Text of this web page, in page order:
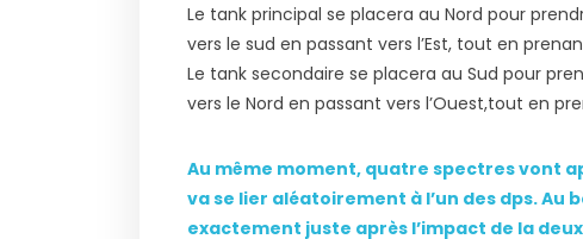
Le tank principal se placera au Nord pour
vers le sud en passant vers l’Est, tout en
Le tank secondaire se placera au Sud pour
vers le Nord en passant vers l’Ouest,tout en
Au même moment, quatre spectres vont
va se lier aléatoirement à l’un des dps. Au
exactement juste après l’impact de la